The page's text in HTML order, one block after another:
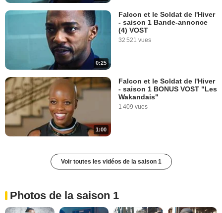
0:25
Falcon et le Soldat de l'Hiver
- saison 1 Bande-annonce
(4) VOST
32 521 vues
1:00
Falcon et le Soldat de l'Hiver
- saison 1 BONUS VOST "Les
Wakandais"
1 409 vues
Voir toutes les vidéos de la saison 1
Photos de la saison 1